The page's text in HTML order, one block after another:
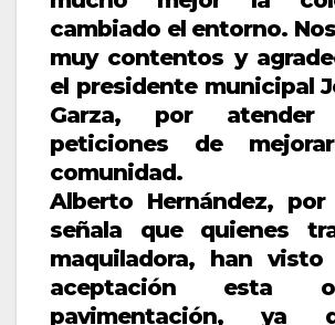
cambiado el entorno.
muy contentos y
el presidente municipal
Garza, por atender
peticiones de
comunidad.
Alberto Hernández,
señala que quienes
maquiladora, han
aceptación esta
pavimentación, ya